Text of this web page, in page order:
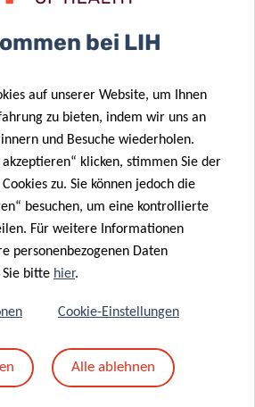
Ihrer Nachricht erklären Sie
mit
die LIH-
bei LIH
auf unserer Website, um Ihnen
zu bieten, indem wir uns an
und Besuche wiederholen.
akzeptieren“ klicken, stimmen Sie der
zu. Sie können jedoch die
besuchen, um eine kontrollierte
Für weitere Informationen
personenbezogenen Daten
bitte hier.
Cookie-Einstellungen
Alle ablehnen